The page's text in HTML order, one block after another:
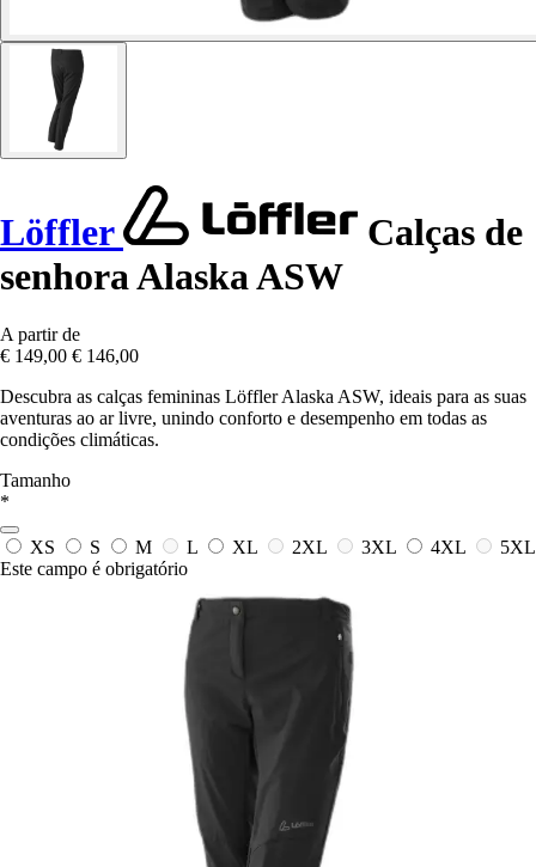
Löffler
Calças de
senhora Alaska ASW
A partir de
€ 149,00 € 146,00
Descubra as calças femininas Löffler Alaska ASW, ideais para as suas
aventuras ao ar livre, unindo conforto e desempenho em todas as
condições climáticas.
Tamanho
*
XS S M L XL 2XL 3XL 4XL
5XL
Este campo é obrigatório